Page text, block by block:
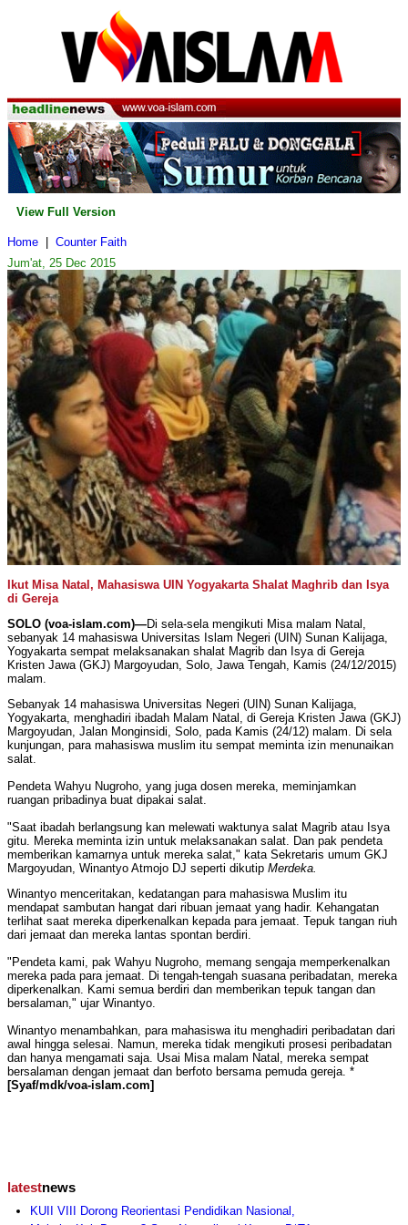
View Full Version
Home
Counter Faith
Jum'at, 25 Dec 2015
Ikut Misa Natal, Mahasiswa UIN Yogyakarta Shalat Maghrib dan Isya
di Gereja
SOLO (voa-islam.com)—Di sela-sela mengikuti Misa malam Natal,
sebanyak 14 mahasiswa Universitas Islam Negeri (UIN) Sunan Kalijaga,
Yogyakarta sempat melaksanakan shalat Magrib dan Isya di Gereja
Kristen Jawa (GKJ) Margoyudan, Solo, Jawa Tengah, Kamis (24/12/2015)
malam.
Sebanyak 14 mahasiswa Universitas Negeri (UIN) Sunan Kalijaga,
Yogyakarta, menghadiri ibadah Malam Natal, di Gereja Kristen Jawa (GKJ)
Margoyudan, Jalan Monginsidi, Solo, pada Kamis (24/12) malam. Di sela
kunjungan, para mahasiswa muslim itu sempat meminta izin menunaikan
salat.
Pendeta Wahyu Nugroho, yang juga dosen mereka, meminjamkan
ruangan pribadinya buat dipakai salat.
"Saat ibadah berlangsung kan melewati waktunya salat Magrib atau Isya
gitu. Mereka meminta izin untuk melaksanakan salat. Dan pak pendeta
memberikan kamarnya untuk mereka salat," kata Sekretaris umum GKJ
Margoyudan, Winantyo Atmojo DJ seperti dikutip Merdeka.
Winantyo menceritakan, kedatangan para mahasiswa Muslim itu
mendapat sambutan hangat dari ribuan jemaat yang hadir. Kehangatan
terlihat saat mereka diperkenalkan kepada para jemaat. Tepuk tangan riuh
dari jemaat dan mereka lantas spontan berdiri.
"Pendeta kami, pak Wahyu Nugroho, memang sengaja memperkenalkan
mereka pada para jemaat. Di tengah-tengah suasana peribadatan, mereka
diperkenalkan. Kami semua berdiri dan memberikan tepuk tangan dan
bersalaman," ujar Winantyo.
Winantyo menambahkan, para mahasiswa itu menghadiri peribadatan dari
awal hingga selesai. Namun, mereka tidak mengikuti prosesi peribadatan
dan hanya mengamati saja. Usai Misa malam Natal, mereka sempat
bersalaman dengan jemaat dan berfoto bersama pemuda gereja. *
[Syaf/mdk/voa-islam.com]
latestnews
KUII VIII Dorong Reorientasi Pendidikan Nasional,